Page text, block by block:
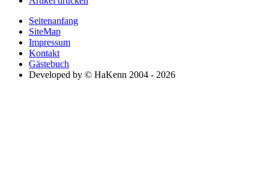
Seitenanfang
SiteMap
Impressum
Kontakt
Gästebuch
Developed by © HaKenn 2004 - 2026